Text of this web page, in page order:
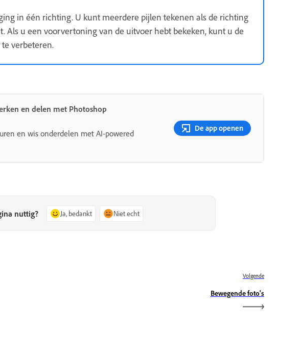
in één richting. U kunt meerdere pijlen tekenen als de richting
Als u een voorvertoning van de uitvoer hebt bekeken, kunt u de
verbeteren.
en delen met Photoshop
en wis onderdelen met AI-powered
De app openen
nuttig? Ja, bedankt Niet echt
Volgende
Bewegende foto's